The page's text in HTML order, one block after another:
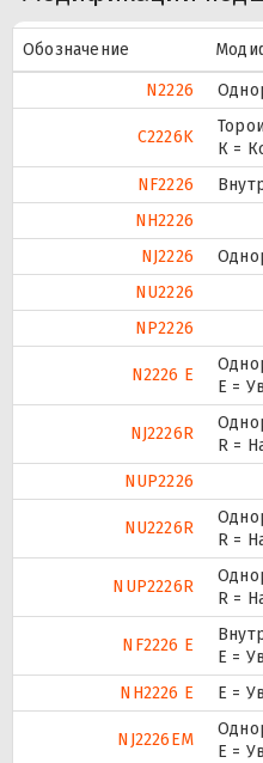
Обозначение
N2226
C2226K
К =
NF2226
NH2226
NJ2226
NU2226
NP2226
N2226 E
Е =
NJ2226R
R =
NUP2226
NU2226R
R =
NUP2226R
R =
NF2226 E
Е =
NH2226 E
Е =
NJ2226EM
E =